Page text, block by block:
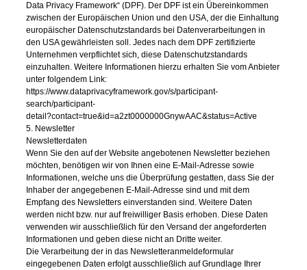
Data Privacy Framework“ (DPF). Der DPF ist ein Übereinkommen
zwischen der Europäischen Union und den USA, der die Einhaltung
europäischer Datenschutzstandards bei Datenverarbeitungen in
den USA gewährleisten soll. Jedes nach dem DPF zertifizierte
Unternehmen verpflichtet sich, diese Datenschutzstandards
einzuhalten. Weitere Informationen hierzu erhalten Sie vom Anbieter
unter folgendem Link:
https://www.dataprivacyframework.gov/s/participant-
search/participant-
detail?contact=true&id=a2zt0000000GnywAAC&status=Active
5. Newsletter
Newsletterdaten
Wenn Sie den auf der Website angebotenen Newsletter beziehen
möchten, benötigen wir von Ihnen eine E-Mail-Adresse sowie
Informationen, welche uns die Überprüfung gestatten, dass Sie der
Inhaber der angegebenen E-Mail-Adresse sind und mit dem
Empfang des Newsletters einverstanden sind. Weitere Daten
werden nicht bzw. nur auf freiwilliger Basis erhoben. Diese Daten
verwenden wir ausschließlich für den Versand der angeforderten
Informationen und geben diese nicht an Dritte weiter.
Die Verarbeitung der in das Newsletteranmeldeformular
eingegebenen Daten erfolgt ausschließlich auf Grundlage Ihrer